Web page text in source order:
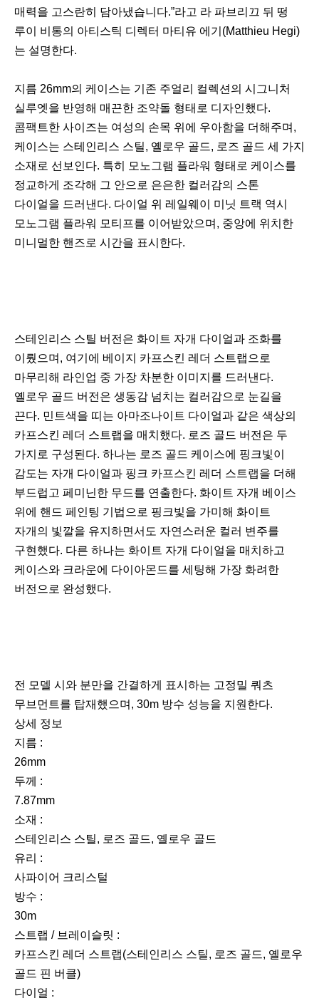
매력을 고스란히 담아냈습니다.”라고 라 파브리끄 뒤 떵
루이 비통의 아티스틱 디렉터 마티유 에기(Matthieu Hegi)
는 설명한다.
지름 26mm의 케이스는 기존 주얼리 컬렉션의 시그니처
실루엣을 반영해 매끈한 조약돌 형태로 디자인했다.
콤팩트한 사이즈는 여성의 손목 위에 우아함을 더해주며,
케이스는 스테인리스 스틸, 옐로우 골드, 로즈 골드 세 가지
소재로 선보인다. 특히 모노그램 플라워 형태로 케이스를
정교하게 조각해 그 안으로 은은한 컬러감의 스톤
다이얼을 드러낸다. 다이얼 위 레일웨이 미닛 트랙 역시
모노그램 플라워 모티프를 이어받았으며, 중앙에 위치한
미니멀한 핸즈로 시간을 표시한다.
스테인리스 스틸 버전은 화이트 자개 다이얼과 조화를
이뤘으며, 여기에 베이지 카프스킨 레더 스트랩으로
마무리해 라인업 중 가장 차분한 이미지를 드러낸다.
옐로우 골드 버전은 생동감 넘치는 컬러감으로 눈길을
끈다. 민트색을 띠는 아마조나이트 다이얼과 같은 색상의
카프스킨 레더 스트랩을 매치했다. 로즈 골드 버전은 두
가지로 구성된다. 하나는 로즈 골드 케이스에 핑크빛이
감도는 자개 다이얼과 핑크 카프스킨 레더 스트랩을 더해
부드럽고 페미닌한 무드를 연출한다. 화이트 자개 베이스
위에 핸드 페인팅 기법으로 핑크빛을 가미해 화이트
자개의 빛깔을 유지하면서도 자연스러운 컬러 변주를
구현했다. 다른 하나는 화이트 자개 다이얼을 매치하고
케이스와 크라운에 다이아몬드를 세팅해 가장 화려한
버전으로 완성했다.
전 모델 시와 분만을 간결하게 표시하는 고정밀 쿼츠
무브먼트를 탑재했으며, 30m 방수 성능을 지원한다.
상세 정보
지름 :
26mm
두께 :
7.87mm
소재 :
스테인리스 스틸, 로즈 골드, 옐로우 골드
유리 :
사파이어 크리스털
방수 :
30m
스트랩 / 브레이슬릿 :
카프스킨 레더 스트랩(스테인리스 스틸, 로즈 골드, 옐로우
골드 핀 버클)
다이얼 :